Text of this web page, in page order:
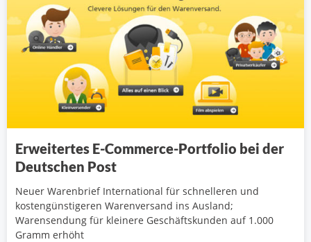
Erweitertes E-Commerce-Portfolio bei der
Deutschen Post
Neuer Warenbrief International für schnelleren und
kostengünstigeren Warenversand ins Ausland;
Warensendung für kleinere Geschäftskunden auf 1.000
Gramm erhöht